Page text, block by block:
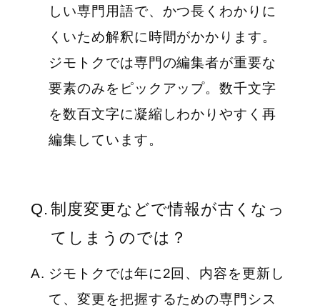
しい専門用語で、かつ長くわかりに
くいため解釈に時間がかかります。
ジモトクでは専門の編集者が重要な
要素のみをピックアップ。数千文字
を数百文字に凝縮しわかりやすく再
編集しています。
制度変更などで情報が古くなっ
てしまうのでは？
ジモトクでは年に2回、内容を更新し
て、変更を把握するための専門シス